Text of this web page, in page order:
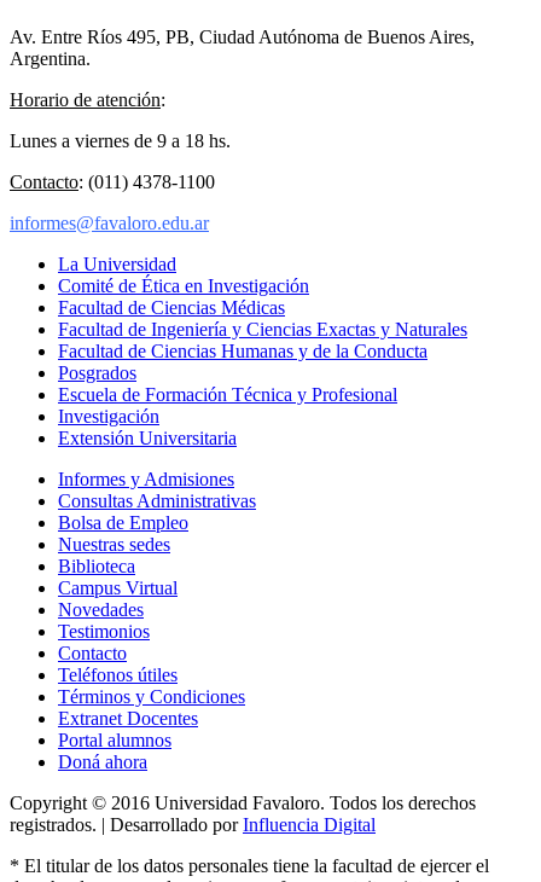
Av. Entre Ríos 495, PB, Ciudad Autónoma de Buenos Aires,
Argentina.
Horario de atención:
Lunes a viernes de 9 a 18 hs.
Contacto: (011) 4378-1100
informes@favaloro.edu.ar
La Universidad
Comité de Ética en Investigación
Facultad de Ciencias Médicas
Facultad de Ingeniería y Ciencias Exactas y Naturales
Facultad de Ciencias Humanas y de la Conducta
Posgrados
Escuela de Formación Técnica y Profesional
Investigación
Extensión Universitaria
Informes y Admisiones
Consultas Administrativas
Bolsa de Empleo
Nuestras sedes
Biblioteca
Campus Virtual
Novedades
Testimonios
Contacto
Teléfonos útiles
Términos y Condiciones
Extranet Docentes
Portal alumnos
Doná ahora
Copyright © 2016 Universidad Favaloro. Todos los derechos
registrados. | Desarrollado porInfluencia Digital
* El titular de los datos personales tiene la facultad de ejercer el